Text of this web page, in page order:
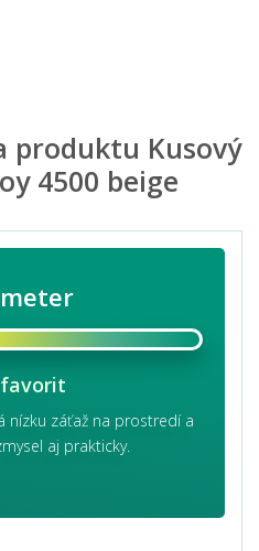
produktu Kusový
4500 beige
favorit
nízku záťaž na prostredí a
aj prakticky.